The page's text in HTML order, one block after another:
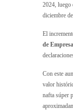
2024, luego
diciembre
El
de
Con este
valor
nafta súper